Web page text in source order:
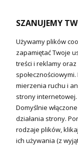
Technika solarna
Fotowoltanika
Sterowniki i regulatory
Nagrzewnice i kurtyny
Kuchnia i Wentylacja
Kuchnia
SZANUJEMY
Używamy plików
zapamiętać Twoje
treści i reklamy
mierzenia ruchu i
strony internetowej.
Domyślnie
działania strony.
rodzaje plików,
ich używania (z